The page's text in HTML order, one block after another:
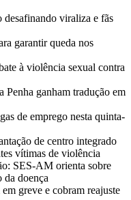
viraliza e fãs
garantir queda nos
à violência sexual contra
ganham tradução em
de emprego nesta quinta-
de centro integrado
vítimas de violência
SES-AM orienta sobre
da doença
greve e cobram reajuste